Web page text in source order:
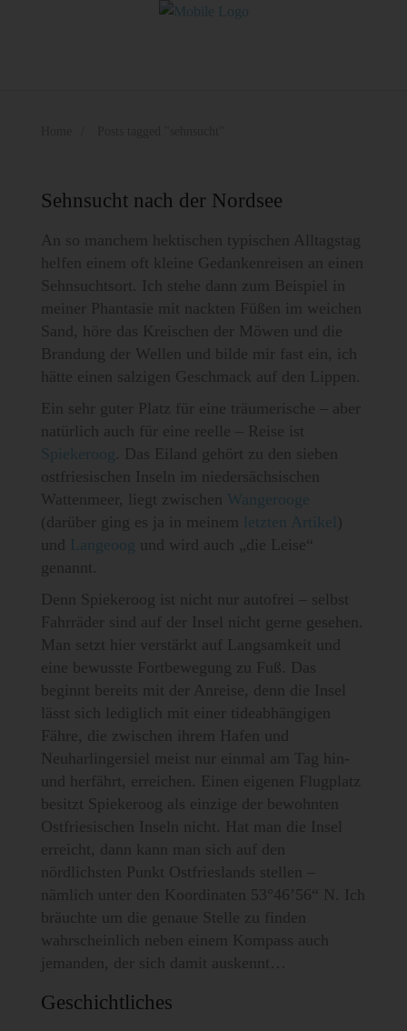
Sehnsucht nach der Nordsee
An so manchem hektischen typischen Alltagstag
helfen einem oft kleine Gedankenreisen an einen
Sehnsuchtsort. Ich stehe dann zum Beispiel in
meiner Phantasie mit nackten Füßen im weichen
Sand, höre das Kreischen der Möwen und die
Brandung der Wellen und bilde mir fast ein, ich
hätte einen salzigen Geschmack auf den Lippen.
Ein sehr guter Platz für eine träumerische – aber
natürlich auch für eine reelle – Reise ist
Spiekeroog . Das Eiland gehört zu den sieben
ostfriesischen Inseln im niedersächsischen
Wattenmeer, liegt zwischen Wangerooge
(darüber ging es ja in meinem letzten Artikel )
und
Langeoog und wird auch „die Leise“
genannt.
Denn Spiekeroog ist nicht nur autofrei – selbst
Fahrräder sind auf der Insel nicht gerne gesehen.
Man setzt hier verstärkt auf Langsamkeit und
eine bewusste Fortbewegung zu Fuß. Das
beginnt bereits mit der Anreise, denn die Insel
lässt sich lediglich mit einer tideabhängigen
Fähre, die zwischen ihrem Hafen und
Neuharlingersiel meist nur einmal am Tag hin-
und herfährt, erreichen. Einen eigenen Flugplatz
besitzt Spiekeroog als einzige der bewohnten
Ostfriesischen Inseln nicht. Hat man die Insel
erreicht, dann kann man sich auf den
nördlichsten Punkt Ostfrieslands stellen –
nämlich unter den Koordinaten 53°46’56“ N. Ich
bräuchte um die genaue Stelle zu finden
wahrscheinlich neben einem Kompass auch
jemanden, der sich damit auskennt…
Geschichtliches